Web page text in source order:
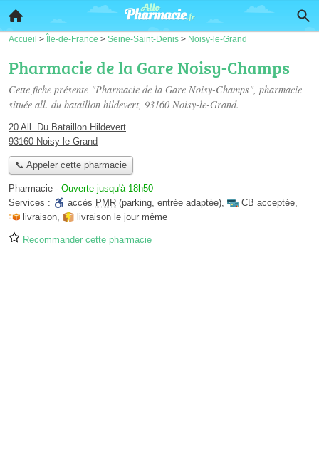
Accueil > Île-de-France > Seine-Saint-Denis > Noisy-le-Grand
Pharmacie de la Gare Noisy-Champs
Cette fiche présente "Pharmacie de la Gare Noisy-Champs", pharmacie
située all. du bataillon hildevert, 93160 Noisy-le-Grand.
20 All. Du Bataillon Hildevert
93160 Noisy-le-Grand
📞 Appeler cette pharmacie
Pharmacie - Ouverte jusqu'à 18h50
Services :
accès PMR (parking, entrée adaptée), CB acceptée,
livraison, livraison le jour même
Recommander cette pharmacie